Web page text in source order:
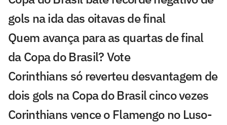
gols na ida das oitavas de final
Quem avança para as quartas de final
da Copa do Brasil? Vote
Corinthians só reverteu desvantagem de
dois gols na Copa do Brasil cinco vezes
Corinthians vence o Flamengo no Luso-